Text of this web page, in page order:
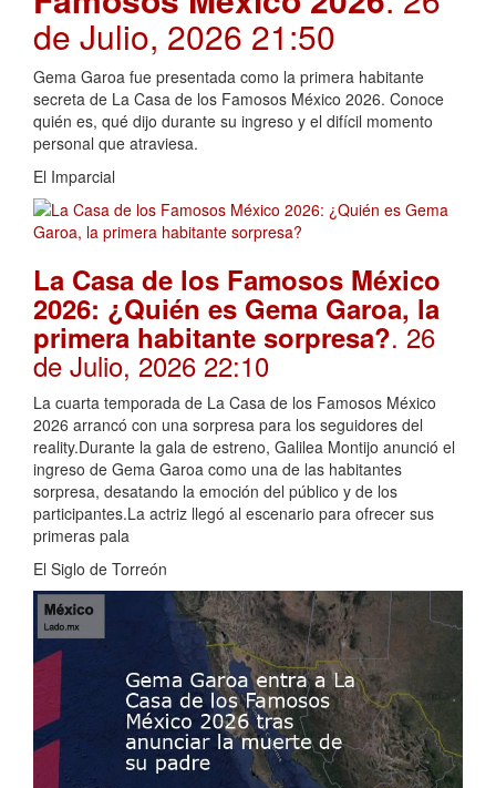
de Julio, 2026 21:50
Gema Garoa fue presentada como la primera habitante
secreta de La Casa de los Famosos México 2026. Conoce
quién es, qué dijo durante su ingreso y el difícil momento
personal que atraviesa.
El Imparcial
La Casa de los Famosos México
2026: ¿Quién es Gema Garoa, la
primera habitante sorpresa?. 26
de Julio, 2026 22:10
La cuarta temporada de La Casa de los Famosos México
2026 arrancó con una sorpresa para los seguidores del
reality.Durante la gala de estreno, Galilea Montijo anunció el
ingreso de Gema Garoa como una de las habitantes
sorpresa, desatando la emoción del público y de los
participantes.La actriz llegó al escenario para ofrecer sus
primeras pala
El Siglo de Torreón